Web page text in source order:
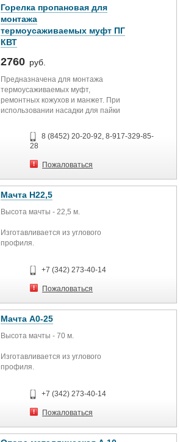
СКМ-А-6060
60×60 мм
СКМ-А-8045
80×45 мм
Горелка пропановая для
монтажа
термоусаживаемых муфт ПГ
КВТ
2760 руб.
Предназначена для монтажа
термоусаживаемых муфт,
ремонтных кожухов и манжет. При
использовании насадки для пайки
заземления
В комплекте:
насадка для термоусадки ∅ 50 мм
5-метровый шланг высокого
Угол наклона насадки 120°
обеспечивает удобство при
монтаже
8 (8452) 20-20-92, 8-917-329-85-
28
Пожаловаться
Мачта Н22,5
Высота мачты - 22,5 м.
Изготавливается из углового
профиля.
методом горячего цинкования.
Данные мачты предназначены для
установки антенн широкого
спектра действия.
Подразделяются по высоте и
конфигурации стволов, по
количеству ярусов и антенн в
+7 (342) 273-40-14
Пожаловаться
Мачта А0-25
Высота мачты - 70 м.
Изготавливается из углового
профиля.
методом горячего цинкования.
Данные мачты предназначены для
установки антенн широкого
спектра
+7 (342) 273-40-14
Пожаловаться